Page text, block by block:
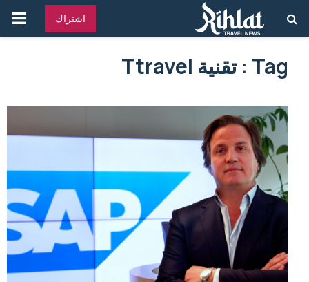
اشتراك
Tag : تقنية Ttravel